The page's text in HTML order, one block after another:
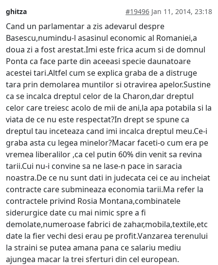
ghitza #19496 Jan 11, 2014, 23:18
Cand un parlamentar a zis adevarul despre
Basescu,numindu-l asasinul economic al Romaniei,a
doua zi a fost arestat.Imi este frica acum si de domnul
Ponta ca face parte din aceeasi specie daunatoare
acestei tari.Altfel cum se explica graba de a distruge
tara prin demolarea muntilor si otravirea apelor.Sustine
ca se incalca dreptul celor de la Charon,dar dreptul
celor care treiesc acolo de mii de ani,la apa potabila si la
viata de ce nu este respectat?In drept se spune ca
dreptul tau inceteaza cand imi incalca dreptul meu.Ce-i
graba asta cu legea minelor?Macar faceti-o cum era pe
vremea liberalilor ,ca cel putin 60% din venit sa revina
tarii.Cui nu-i convine sa ne lase-n pace in saracia
noastra.De ce nu sunt dati in judecata cei ce au incheiat
contracte care submineaza economia tarii.Ma refer la
contractele privind Rosia Montana,combinatele
siderurgice date cu mai nimic spre a fi
demolate,numeroase fabrici de zahar,mobila,textile,etc
date la fier vechi desi erau pe profit.Vanzarea terenului
la straini se putea amana pana ce salariu mediu
ajungea macar la trei sferturi din cel european.